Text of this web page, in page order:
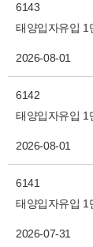
6143
태양입자유입 1
2026-08-01
6142
태양입자유입 1
2026-08-01
6141
태양입자유입 1
2026-07-31